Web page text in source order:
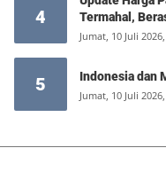
4
Termahal,
Jumat, 10 Juli
5 Indonesia dan
Jumat, 10 Juli